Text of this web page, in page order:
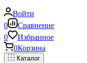
Войти
0
Сравнение
0
Избранное
0Корзина
Каталог